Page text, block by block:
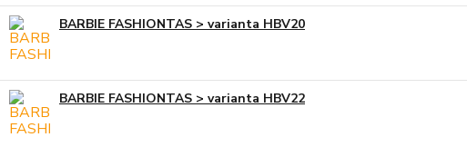
BARBIE FASHIONTAS > varianta HBV20
BARBIE FASHIONTAS > varianta HBV22